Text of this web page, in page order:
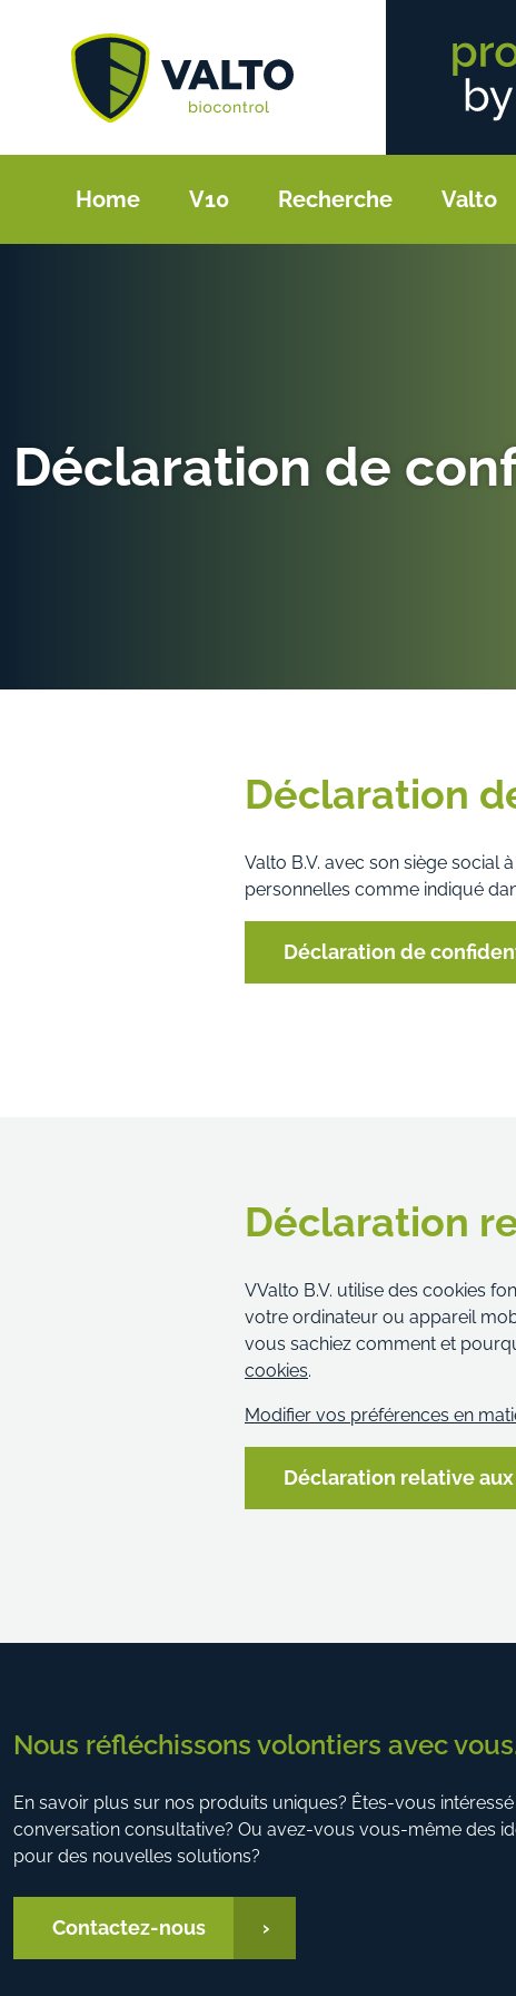
Home V10 Recherche Valto
Déclaration de
Déclaration
Valto B.V. avec son siège social
personnelles comme indiqué
Déclaration de
Déclaration
VValto B.V. utilise des cookies
votre ordinateur ou appareil
vous sachiez comment et
cookies.
Modifier vos préférences en
Déclaration relative
Nous réfléchissons volontiers avec
En savoir plus sur nos produits uniques? Êtes-vous
conversation consultative? Ou avez-vous vous-même des
pour des nouvelles solutions?
Contactez-nous